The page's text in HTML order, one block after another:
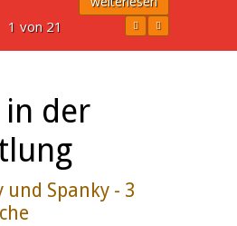
1 von 21
in der
und Spanky - 3